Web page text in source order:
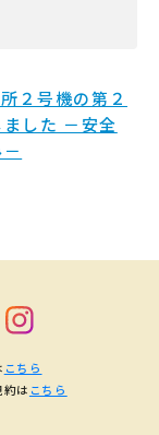
２号機の第２
した －安全
こちら
は こちら